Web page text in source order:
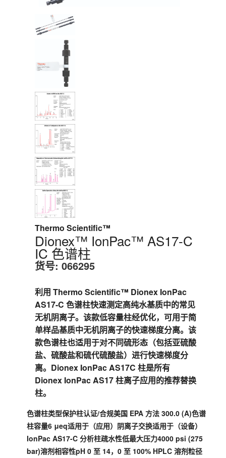
Thermo Scientific™
Dionex™ IonPac™ AS17-C
IC 色谱柱
货号: 066295
利用 Thermo Scientific™ Dionex IonPac
AS17-C 色谱柱快速测定高纯水基质中的常见
无机阴离子。该款低容量柱经优化，可用于简
单样品基质中无机阴离子的快速梯度分离。该
款色谱柱也适用于对不同硫形态（包括亚硫酸
盐、硫酸盐和硫代硫酸盐）进行快速梯度分
离。Dionex IonPac AS17C 柱是所有
Dionex IonPac AS17 柱离子应用的推荐替换
柱。
色谱柱类型保护柱认证/合规美国 EPA 方法 300.0 (A)色谱
柱容量6 μeq适用于（应用）阴离子交换适用于（设备）
IonPac AS17-C 分析柱疏水性低最大压力4000 psi (275
bar)溶剂相容性pH 0 至 14，0 至 100% HPLC 溶剂粒径